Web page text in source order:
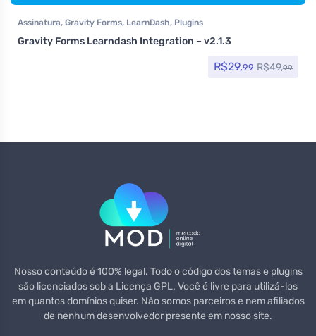
Assinatura, Gravity Forms, LearnDash, Plugins
Gravity Forms Learndash Integration – v2.1.3
R$29,99 R$49,99
Nosso conteúdo é 100% legal. Todo o código dos temas e plugins
são licenciados sob a Licença GPL. Você é livre para utilizá-los
em quantos domínios quiser. Não somos parceiros e nem afiliados
de nenhum desenvolvedor presente em nosso site.